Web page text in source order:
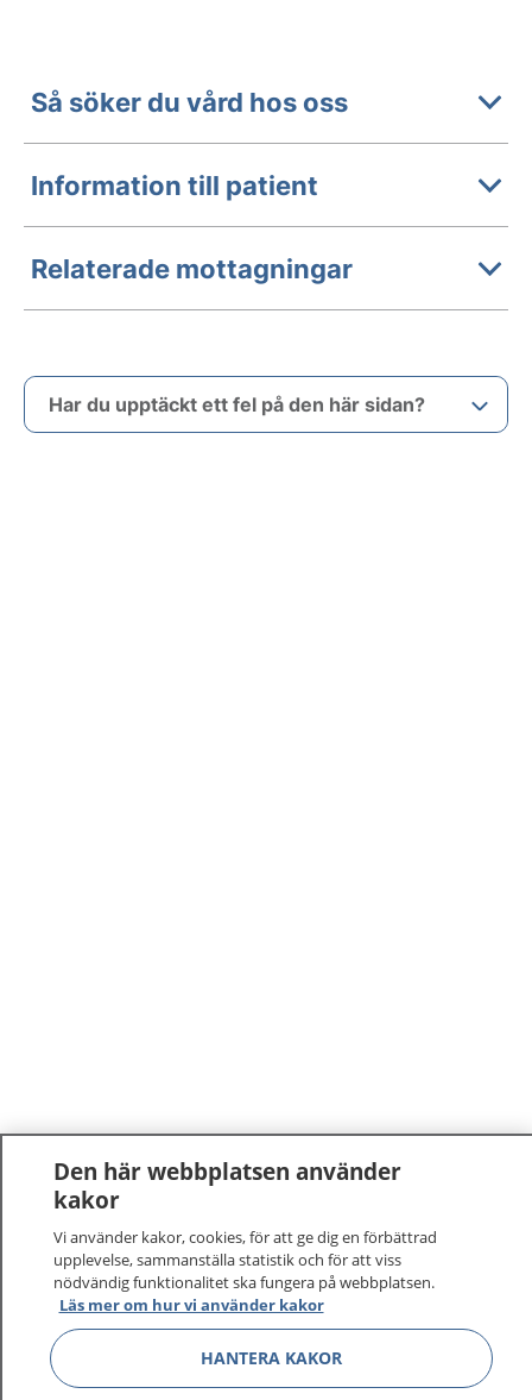
Så söker du vård hos oss
Information till patient
Relaterade mottagningar
Har du upptäckt ett fel på den här sidan?
Den här webbplatsen använder
kakor
Vi använder kakor, cookies, för att ge dig en förbättrad
upplevelse, sammanställa statistik och för att viss
nödvändig funktionalitet ska fungera på webbplatsen.
Läs mer om hur vi använder kakor
HANTERA KAKOR